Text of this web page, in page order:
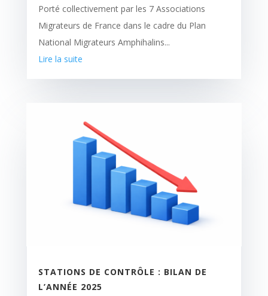
Porté collectivement par les 7 Associations
Migrateurs de France dans le cadre du Plan
National Migrateurs Amphihalins...
Lire la suite
STATIONS DE CONTRÔLE : BILAN DE
L’ANNÉE 2025